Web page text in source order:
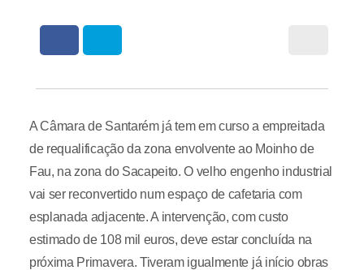
A Câmara de Santarém já tem em curso a empreitada
de requalificação da zona envolvente ao Moinho de
Fau, na zona do Sacapeito. O velho engenho industrial
vai ser reconvertido num espaço de cafetaria com
esplanada adjacente. A intervenção, com custo
estimado de 108 mil euros, deve estar concluída na
próxima Primavera. Tiveram igualmente já início obras